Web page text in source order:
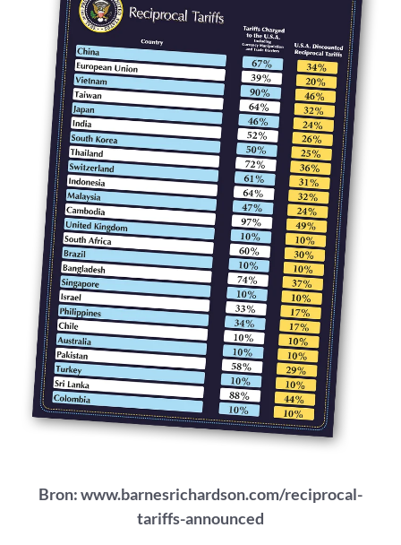
Bron:www.barnesrichardson.com/reciprocal-
tariffs-announced